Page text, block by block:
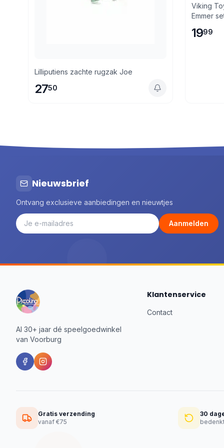
Lilliputiens zachte rugzak Joe
2750
Viking
Emmer
1999
Nieuwsbrief
Ontvang exclusieve aanbiedingen en nieuwtjes
Aanmelden
Al 30+ jaar dé speelgoedwinkel
van Voorburg
Klantenservice
Contact
Gratis verzending
vanaf €75
30